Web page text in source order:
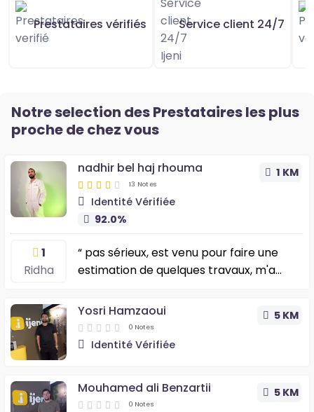
Prestataires vérifiés Service client 24/7
Notre selection des Prestataires les plus
proche de chez vous
1 KM
nadhir bel haj rhouma
13 Notes
Identité Vérifiée
92.0%
1
Ridha
“ pas sérieux, est venu pour faire une
estimation de quelques travaux, m'a
5 KM
Yosri Hamzaoui
0 Notes
Identité Vérifiée
5 KM
Mouhamed ali Benzartii
0 Notes